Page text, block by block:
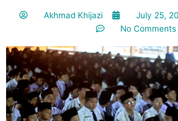
Akhmad Khijazi July 25,
No Comments